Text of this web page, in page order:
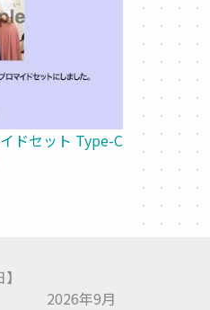
ドセット Type-C
2026年9月